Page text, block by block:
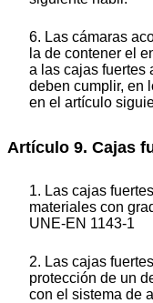
6. Las cámaras
la de contener el
a las cajas fuertes
deben cumplir, en
en el artículo
Artículo 9. Cajas
1. Las cajas
materiales con
UNE-EN 1143-1
2. Las cajas
protección de un
con el sistema de